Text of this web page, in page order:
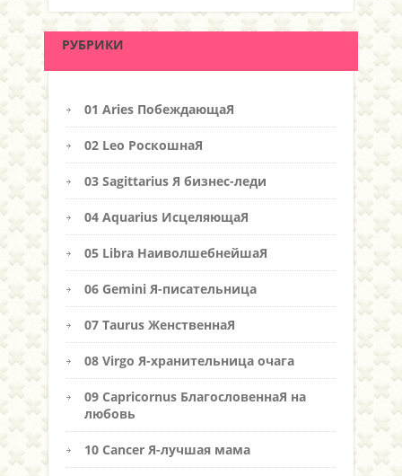
РУБРИКИ
01 Aries ПобеждающаЯ
02 Leo РоскошнаЯ
03 Sagittarius Я бизнес-леди
04 Aquarius ИсцеляющаЯ
05 Libra НаиволшебнейшаЯ
06 Gemini Я-писательница
07 Taurus ЖенственнаЯ
08 Virgo Я-хранительница очага
09 Capricornus БлагословеннаЯ на
любовь
10 Cancer Я-лучшая мама